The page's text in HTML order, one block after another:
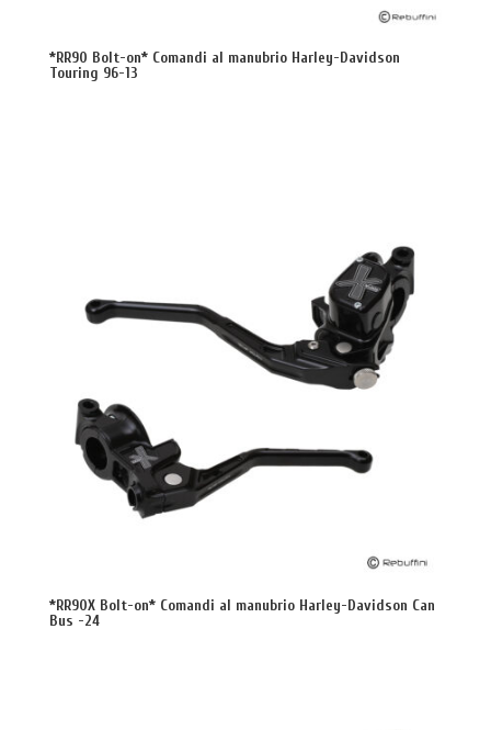
*RR90 Bolt-on* Comandi al manubrio Harley-Davidson
Touring 96-13
*RR90X Bolt-on* Comandi al manubrio Harley-Davidson Can
Bus -24